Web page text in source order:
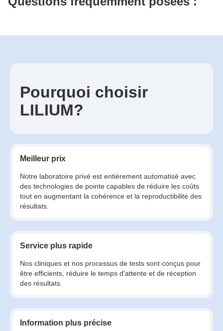
Pourquoi choisir
LILIUM?
Meilleur prix
Notre laboratoire privé est entièrement automatisé avec
des technologies de pointe capables de réduire les coûts
tout en augmentant la cohérence et la reproductibilité des
résultats.
Service plus rapide
Nos cliniques et nos processus de tests sont conçus pour
être efficients, réduire le temps d'attente et de réception
des résultats.
Information plus précise